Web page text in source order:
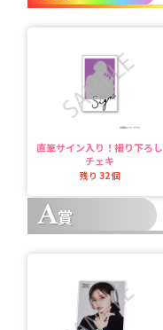
直筆サイン入り！撮り下ろし
チェキ
残り 32個
A賞